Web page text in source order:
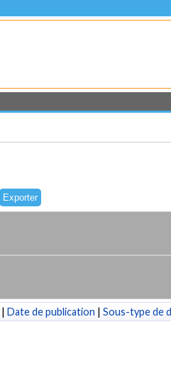
| Date de publication | Sous-type de